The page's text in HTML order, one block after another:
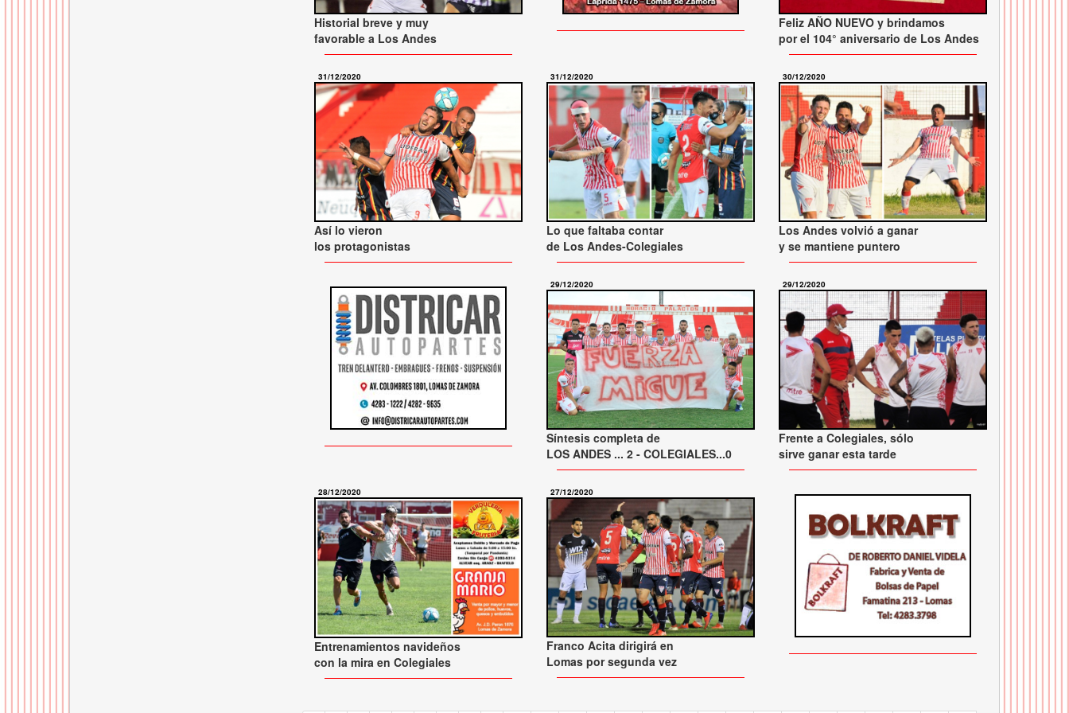
Historial breve y muy
favorable a Los Andes
Feliz AÑO NUEVO y brindamos
por el 104° aniversario de Los Andes
31/12/2020
Así lo vieron
los protagonistas
31/12/2020
Lo que faltaba contar
de Los Andes-Colegiales
30/12/2020
Los Andes volvió a ganar
y se mantiene puntero
29/12/2020
Síntesis completa de
LOS ANDES ... 2 - COLEGIALES...0
29/12/2020
Frente a Colegiales, sólo
sirve ganar esta tarde
28/12/2020
Entrenamientos navideños
con la mira en Colegiales
27/12/2020
Franco Acita dirigirá en
Lomas por segunda vez